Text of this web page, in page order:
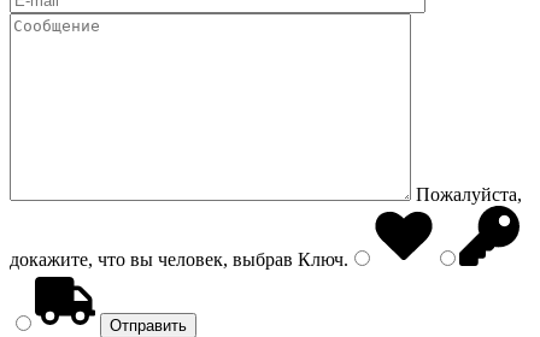
Пожалуйста,
докажите, что вы человек, выбрав Ключ.